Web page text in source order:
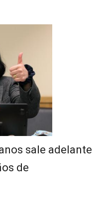
sale adelante
de